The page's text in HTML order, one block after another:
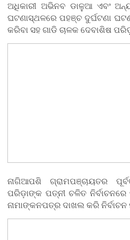
ଅଧିକାରୀ ଅଭିନବ ଡାଳୁଆ ଏବଂ
ଘଟଣାସ୍ଥଳରେ ପହଞ୍ଚ ଦୁର୍ଘଟଣା
କରିବା ସହ ଗାଡି ଚାଳକ ଦେବାଶିଷ
ନାଗିଆପଶି ଗ୍ରାମପଞ୍ଚାୟତର
ପରିଡ଼ାଙ୍କ ପତ୍ନୀ ଚଳିତ ନିର୍ବାଚନରେ
ନାମାଙ୍କନପତ୍ର ଦାଖଲ କରି